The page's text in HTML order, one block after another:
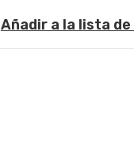
Añadir a la lista de